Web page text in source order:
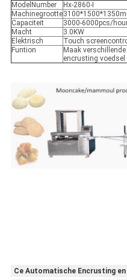
ModelNumber
Hx-2860-I
Machinegrootte
Capaciteit
3000-6000pcs/
Macht
3.0KW
Elektrisch
Touch
Funtion
Maak
encrusting voedsel
Ce Automatische Encrusting